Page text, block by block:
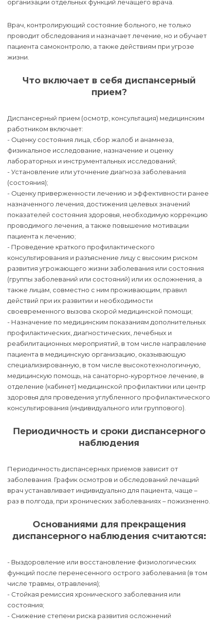
организации отдельных функций лечащего врача.
Врач, контролирующий состояние больного, не только
проводит обследования и назначает лечение, но и обучает
пациента самоконтролю, а также действиям при угрозе
жизни.
Что включает в себя диспансерный
прием?
Диспансерный прием (осмотр, консультация) медицинским
работником включает:
- Оценку состояния лица, сбор жалоб и анамнеза,
физикальное исследование, назначение и оценку
лабораторных и инструментальных исследований;
- Установление или уточнение диагноза заболевания
(состояния);
- Оценку приверженности лечению и эффективности ранее
назначенного лечения, достижения целевых значений
показателей состояния здоровья, необходимую коррекцию
проводимого лечения, а также повышение мотивации
пациента к лечению;
- Проведение краткого профилактического
консультирования и разъяснение лицу с высоким риском
развития угрожающего жизни заболевания или состояния
(группы заболеваний или состояний) или их осложнения, а
также лицам, совместно с ним проживающим, правил
действий при их развитии и необходимости
своевременного вызова скорой медицинской помощи;
- Назначение по медицинским показаниям дополнительных
профилактических, диагностических, лечебных и
реабилитационных мероприятий, в том числе направление
пациента в медицинскую организацию, оказывающую
специализированную, в том числе высокотехнологичную,
медицинскую помощь, на санаторно-курортное лечение, в
отделение (кабинет) медицинской профилактики или центр
здоровья для проведения углубленного профилактического
консультирования (индивидуального или группового).
Периодичность и сроки диспансерного
наблюдения
Периодичность диспансерных приемов зависит от
заболевания. График осмотров и обследований лечащий
врач устанавливает индивидуально для пациента, чаще –
раз в полгода, при хронических заболеваниях – пожизненно.
Основаниями для прекращения
диспансерного наблюдения считаются:
- Выздоровление или восстановление физиологических
функций после перенесенного острого заболевания (в том
числе травмы, отравления);
- Стойкая ремиссия хронического заболевания или
состояния;
- Снижение степени риска развития осложнений